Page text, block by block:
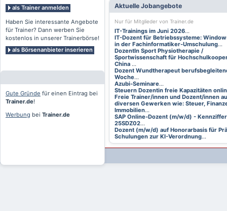
als Trainer anmelden
Haben Sie interessante Angebote
für Trainer? Dann werben Sie
kostenlos in unserer Trainerbörse!
als Börsenanbieter inserieren
Gute Gründe für einen Eintrag bei
Trainer.de!
Werbung bei Trainer.de
Aktuelle Jobangebote
Nur für Mitglieder von Trainer.de
IT-Trainings im Juni 2026...
IT-Dozent für Betriebssysteme:
in der Fachinformatiker-Umschulung...
DozentIn Sport Physiotherapie /
Sportwissenschaft für
China ...
Dozent Wundtherapeut
Woche...
Azubi-Seminare...
Steuern Dozentin freie Kapazitäten
Freie Trainer/innen und Dozent/innen
diversen Gewerken wie: Steuer,
Immobilien...
SAP Online-Dozent (m/w/d) -
25SDZ02...
Dozent (m/w/d) auf Honorarbasis für
Schulungen zur KI-Verordnung...